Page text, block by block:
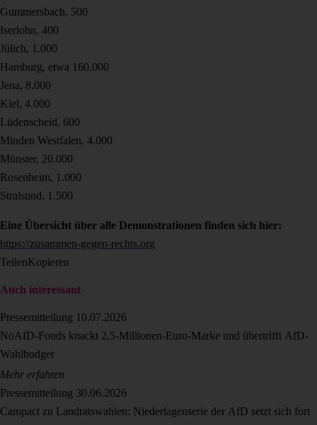
Gummersbach, 500
Iserlohn, 400
Jülich, 1.000
Hamburg, etwa 160.000
Jena, 8.000
Kiel, 4.000
Lüdenscheid, 600
Minden Westfalen, 4.000
Münster, 20.000
Rosenheim, 1.000
Stralsund, 1.500
Eine Übersicht über alle Demonstrationen finden sich hier:
https://zusammen-gegen-rechts.org
TeilenKopieren
Auch interessant
Pressemitteilung 10.07.2026
NoAfD-Fonds knackt 2,5-Millionen-Euro-Marke und übertrifft AfD-
Wahlbudget
Mehr erfahren
Pressemitteilung 30.06.2026
Campact zu Landratswahlen: Niederlagenserie der AfD setzt sich fort